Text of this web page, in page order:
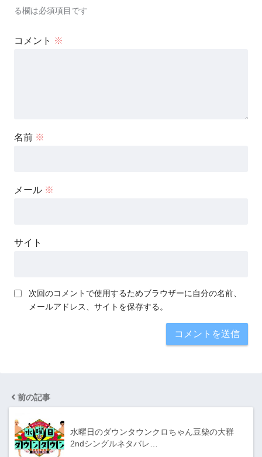
る欄は必須項目です
コメント ※
名前 ※
メール ※
サイト
次回のコメントで使用するためブラウザーに自分の名前、
メールアドレス、サイトを保存する。
前の記事
水曜日のダウンタウンクロちゃん豆柴の大群
2ndシングルネタバレ…